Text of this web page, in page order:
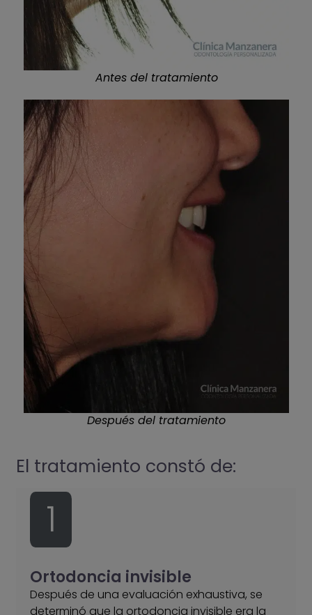
Antes del tratamiento
Después del tratamiento
El tratamiento constó de:
1
Ortodoncia invisible
Después de una evaluación exhaustiva, se
determinó que la ortodoncia invisible era la